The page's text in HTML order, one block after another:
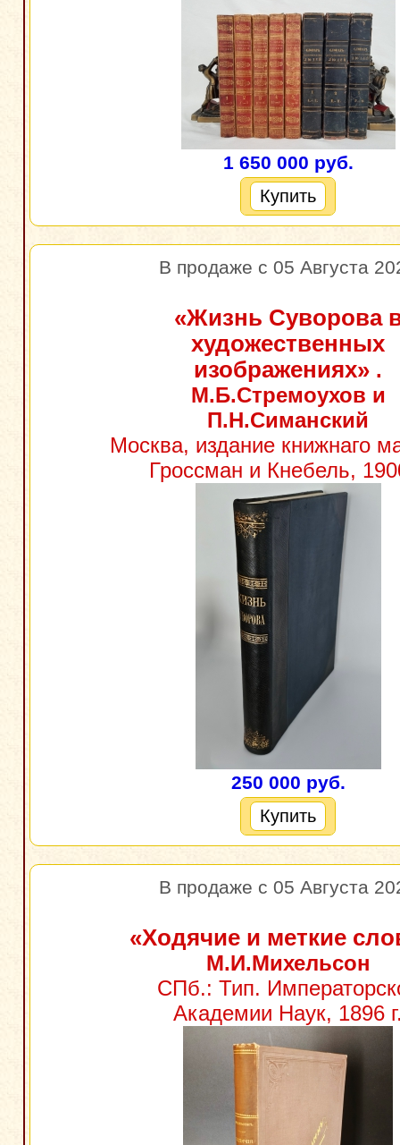
1 650 000 руб.
Купить
В продаже с 05 Августа
«Жизнь Суворова
художественных
изображениях» .
М.Б.Стремоухов и
П.Н.Симанский
Москва, издание книжнаго
Гроссман и Кнебель,
250 000 руб.
Купить
В продаже с 05 Августа
«Ходячие и меткие
М.И.Михельсон
СПб.: Тип.
Академии Наук, 1896